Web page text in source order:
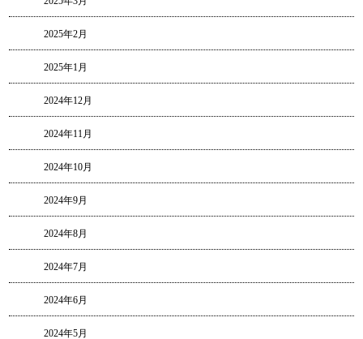
2025年2月
2025年1月
2024年12月
2024年11月
2024年10月
2024年9月
2024年8月
2024年7月
2024年6月
2024年5月